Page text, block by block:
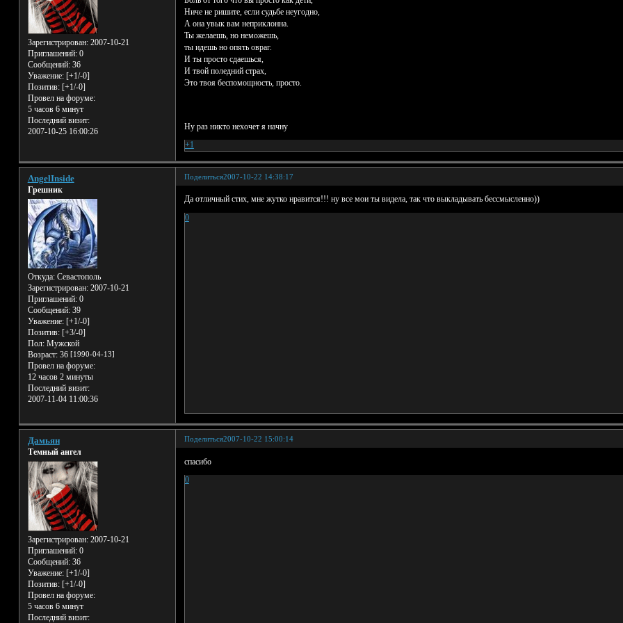
Зарегистрирован: 2007-10-21
Приглашений:0
Сообщений:36
Уважение: [+1/-0]
Позитив: [+1/-0]
Провел на форуме:
5 часов 6 минут
Последний визит:
2007-10-25 16:00:26
Ниче не ришите, если судьбе неугодно,
А она увык вам неприклонна.
Ты желаешь, но неможешь,
ты идешь но опять овраг.
И ты просто сдаешься,
И твой поледний страх,
Это твоя беспомощность, просто.
Ну раз никто нехочет я начну
+1
Поделиться2007-10-22 14:38:17
AngelInside
Грешник
Откуда:Севастополь
Зарегистрирован: 2007-10-21
Приглашений:0
Сообщений:39
Уважение: [+1/-0]
Позитив: [+3/-0]
Пол:Мужской
Возраст:36 [1990-04-13]
Провел на форуме:
12 часов 2 минуты
Последний визит:
2007-11-04 11:00:36
Да отличный стих, мне жутко нравится!!! ну все мои ты видела, так что выкладывать бессмысленно))
0
Поделиться2007-10-22 15:00:14
Дамьян
Темный ангел
Зарегистрирован: 2007-10-21
Приглашений:0
Сообщений:36
Уважение: [+1/-0]
Позитив: [+1/-0]
Провел на форуме:
5 часов 6 минут
Последний визит:
спасибо
0